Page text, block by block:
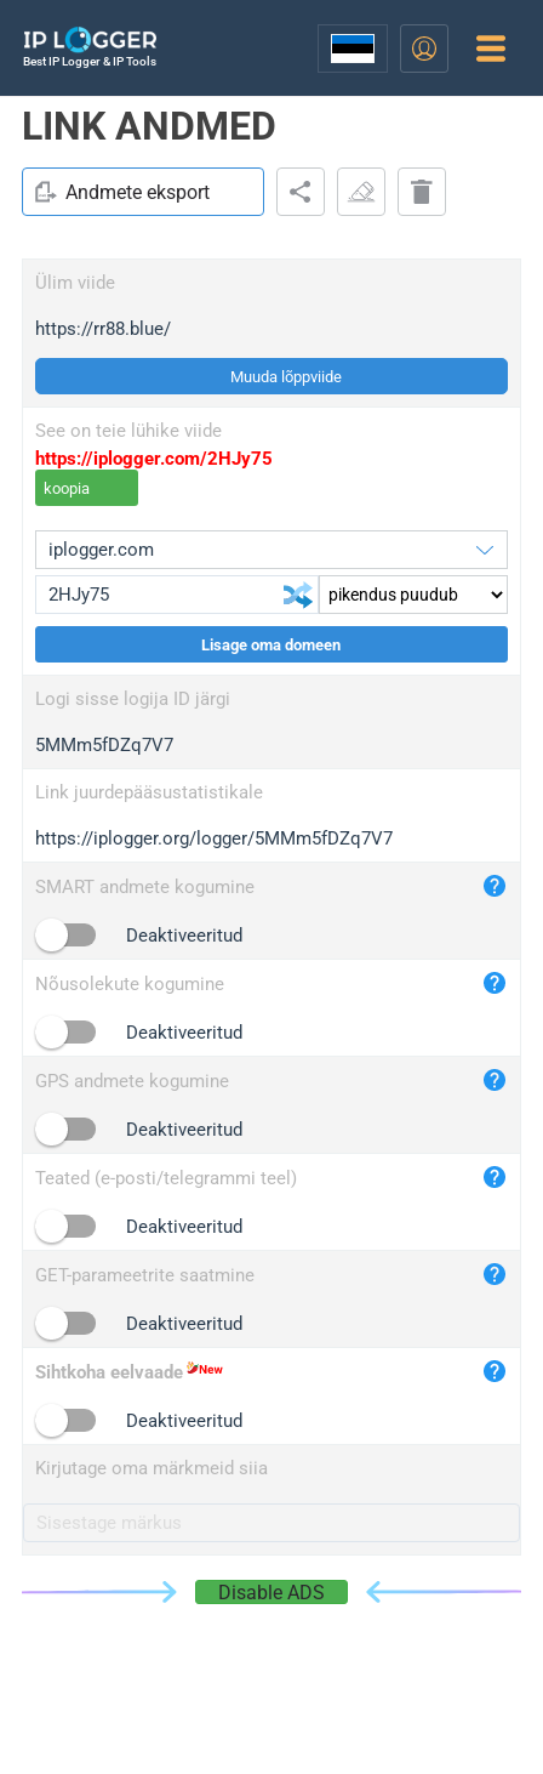
Best IP Logger & IP Tools
LINK ANDMED
Andmete eksport
Ülim viide
https://rr88.blue/
Muuda lõppviide
See on teie lühike viide
https://iplogger.com/2HJy75
koopia
wl.gl
ed.tc
bc.ax
iplogger.com
maper.info
2no.co
yip.su
iplogger.info
Lisage oma domeen
Logi sisse logija ID järgi
5MMm5fDZq7V7
Link juurdepääsustatistikale
https://iplogger.org/logger/5MMm5fDZq7V7
SMART andmete kogumine
Deaktiveeritud
Nõusolekute kogumine
Deaktiveeritud
GPS andmete kogumine
Deaktiveeritud
Teated (e-posti/telegrammi teel)
Deaktiveeritud
GET-parameetrite saatmine
Deaktiveeritud
Sihtkoha eelvaade
Deaktiveeritud
Kirjutage oma märkmeid siia
Disable ADS